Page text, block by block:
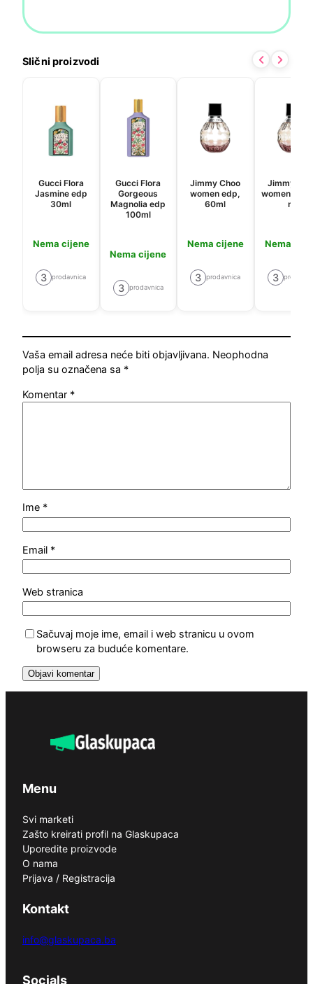
Slični proizvodi
Gucci Flora
Jasmine edp
30ml
Nema cijene
3 prodavnica
Gucci Flora
Gorgeous
Magnolia edp
100ml
Nema cijene
3 prodavnica
Jimmy Choo
women edp,
60ml
Nema cijene
3 prodavnica
Jimmy
women
ml
Nema
3
Vaša email adresa neće biti objavljivana. Neophodna
polja su označena sa *
Komentar *
Ime *
Email *
Web stranica
Sačuvaj moje ime, email i web stranicu u ovom
browseru za buduće komentare.
Menu
Svi marketi
Zašto kreirati profil na Glaskupaca
Uporedite proizvode
O nama
Prijava / Registracija
Kontakt
info@glaskupaca.ba
Socials